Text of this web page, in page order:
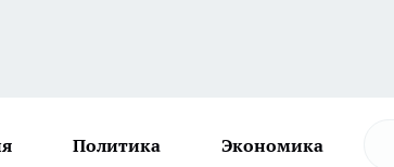
Политика Экономика